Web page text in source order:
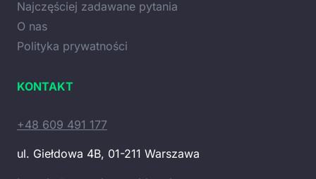
Najczęściej zadawane pytania
O nas
Polityka prywatności
KONTAKT
+48 609 491 177
ul. Giełdowa 4B, 01-211 Warszawa